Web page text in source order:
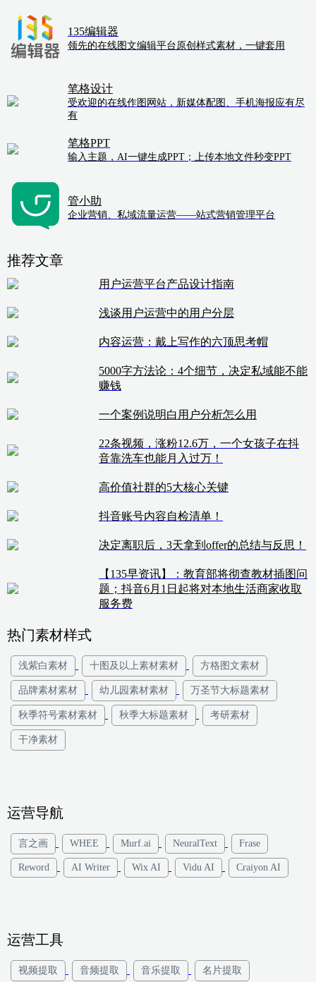
135编辑器
领先的在线图文编辑平台原创样式素材，一键套用
笔格设计
受欢迎的在线作图网站，新媒体配图、手机海报应有尽
有
笔格PPT
输入主题，AI一键生成PPT；上传本地文件秒变PPT
管小助
企业营销、私域流量运营——站式营销管理平台
推荐文章
用户运营平台产品设计指南
浅谈用户运营中的用户分层
内容运营：戴上写作的六顶思考帽
5000字方法论：4个细节，决定私域能不能
赚钱
一个案例说明白用户分析怎么用
22条视频，涨粉12.6万，一个女孩子在抖
音靠洗车也能月入过万！
高价值社群的5大核心关键
抖音账号内容自检清单！
决定离职后，3天拿到offer的总结与反思！
【135早资讯】：教育部将彻查教材插图问
题；抖音6月1日起将对本地生活商家收取
服务费
热门素材样式
浅紫白素材 十图及以上素材素材 方格图文素材
品牌素材素材 幼儿园素材素材 万圣节大标题素材
秋季符号素材素材 秋季大标题素材 考研素材
干净素材
运营导航
言之画 WHEE Murf.ai NeuralText Frase
Reword AI Writer Wix AI Vidu AI Craiyon AI
运营工具
视频提取 音频提取 音乐提取 名片提取